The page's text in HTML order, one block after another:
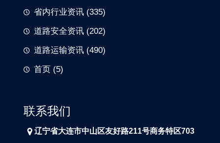
省内行业资讯 (335)
道路安全资讯 (202)
道路运输资讯 (490)
首页 (5)
联系我们
辽宁省大连市中山区友好路211号商务特区703